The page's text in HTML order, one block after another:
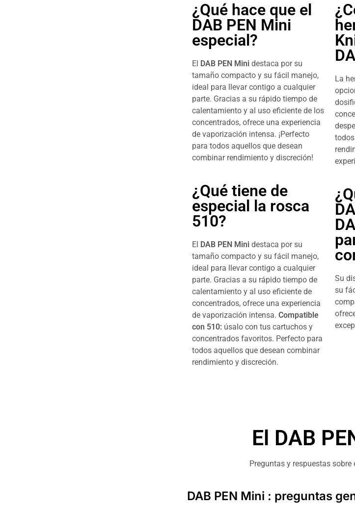
¿Qué hace que el
DAB PEN Mini
especial?
El DAB PEN Mini destaca por su
tamaño compacto y su fácil manejo,
ideal para llevar contigo a cualquier
parte. Gracias a su rápido tiempo de
calentamiento y al uso eficiente de los
concentrados, ofrece una experiencia
de vaporización intensa. ¡Perfecto
para todos aquellos que desean
combinar rendimiento y discreción!
¿Qué tiene de
especial la rosca
510?
El DAB PEN Mini destaca por su
tamaño compacto y su fácil manejo,
ideal para llevar contigo a cualquier
parte. Gracias a su rápido tiempo de
calentamiento y al uso eficiente de
concentrados, ofrece una experiencia
de vaporización intensa. Compatible
con 510: úsalo con tus cartuchos y
concentrados favoritos. Perfecto para
todos aquellos que desean combinar
rendimiento y discreción.
La
Su
su
El DAB
Preguntas y respuestas sobre
DAB PEN Mini : preguntas